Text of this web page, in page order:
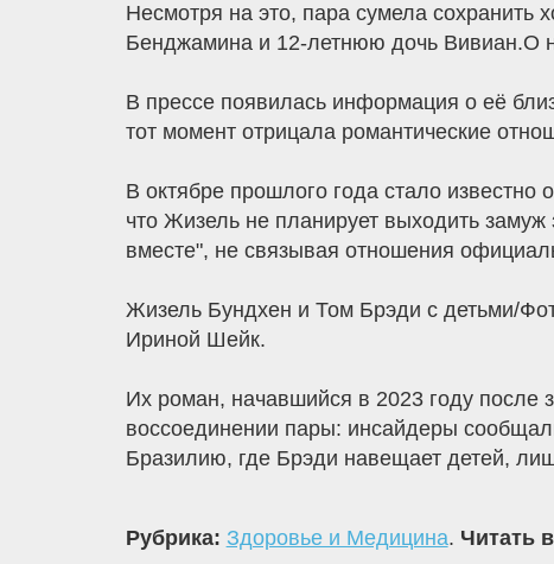
Несмотря на это, пара сумела
Бенджамина и 12-летнюю дочь Вивиан.О
В прессе появилась информация о её
тот момент отрицала романтические
В октябре прошлого года стало
что Жизель не планирует выходить
вместе", не связывая отношения
Жизель Бундхен и Том Брэди с детьми/
Ириной Шейк.
Их роман, начавшийся в 2023 году после
воссоединении пары: инсайдеры
Бразилию, где Брэди навещает детей,
Рубрика: Здоровье и Медицина. Читать